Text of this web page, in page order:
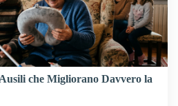
che Migliorano Davvero la